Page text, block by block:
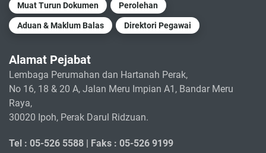
Muat Turun Dokumen Perolehan
Aduan & Maklum Balas Direktori Pegawai
Alamat Pejabat
Lembaga Perumahan dan Hartanah Perak,
No 16, 18 & 20 A, Jalan Meru Impian A1, Bandar Meru
Raya,
30020 Ipoh, Perak Darul Ridzuan.
Tel : 05-526 5588 | Faks : 05-526 9199